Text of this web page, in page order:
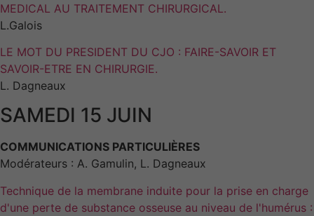
MEDICAL AU TRAITEMENT CHIRURGICAL.
L.Galois
LE MOT DU PRESIDENT DU CJO : FAIRE-SAVOIR ET
SAVOIR-ETRE EN CHIRURGIE.
L. Dagneaux
SAMEDI 15 JUIN
COMMUNICATIONS PARTICULIÈRES
Modérateurs : A. Gamulin, L. Dagneaux
Technique de la membrane induite pour la prise en charge
d'une perte de substance osseuse au niveau de l'humérus :